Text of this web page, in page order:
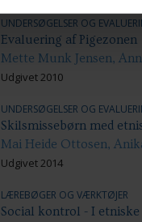
UNDERSØGELSER OG
Evaluering af Pigezonen
Mette Munk Jensen,
Udgivet 2010
UNDERSØGELSER OG
Skilsmissebørn med
Mai Heide Ottosen,
Udgivet 2014
LÆREBØGER OG VÆRKTØJER
Social kontrol - I